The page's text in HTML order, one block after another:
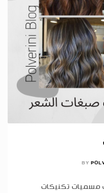
BY
مسميات تكنيكات